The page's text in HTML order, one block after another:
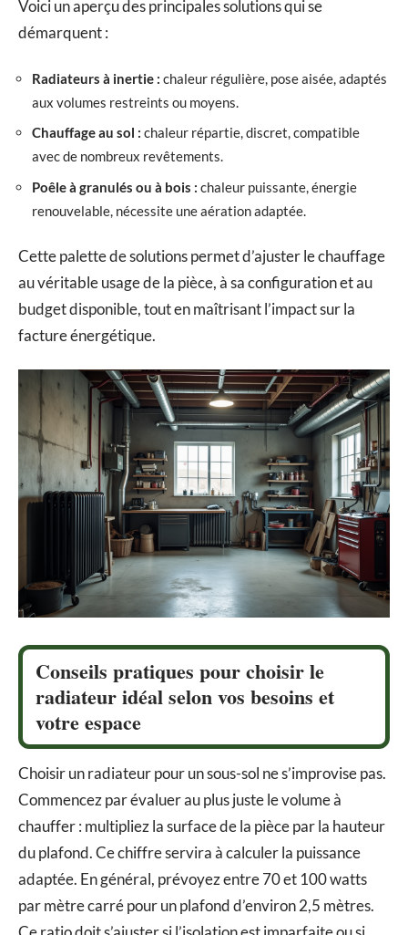
Voici un aperçu des principales solutions qui se
démarquent :
Radiateurs à inertie : chaleur régulière, pose aisée, adaptés
aux volumes restreints ou moyens.
Chauffage au sol : chaleur répartie, discret, compatible
avec de nombreux revêtements.
Poêle à granulés ou à bois : chaleur puissante, énergie
renouvelable, nécessite une aération adaptée.
Cette palette de solutions permet d’ajuster le chauffage
au véritable usage de la pièce, à sa configuration et au
budget disponible, tout en maîtrisant l’impact sur la
facture énergétique.
Conseils pratiques pour choisir le
radiateur idéal selon vos besoins et
votre espace
Choisir un radiateur pour un sous-sol ne s’improvise pas.
Commencez par évaluer au plus juste le volume à
chauffer : multipliez la surface de la pièce par la hauteur
du plafond. Ce chiffre servira à calculer la puissance
adaptée. En général, prévoyez entre 70 et 100 watts
par mètre carré pour un plafond d’environ 2,5 mètres.